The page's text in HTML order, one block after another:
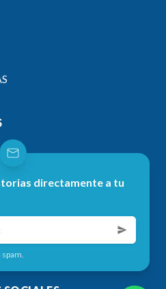
directamente a tu